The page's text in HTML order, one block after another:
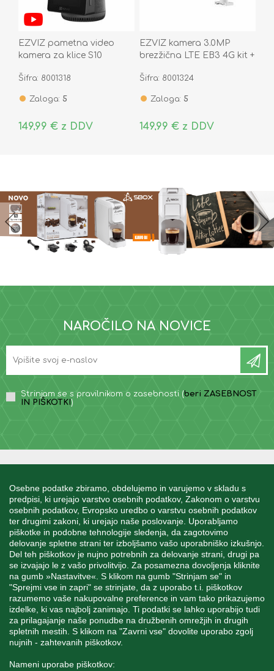
Osebne podatke zbiramo, obdelujemo in varujemo v skladu s
predpisi, ki urejajo varstvo osebnih podatkov, Zakonom o varstvu
osebnih podatkov, Evropsko uredbo o varstvu osebnih podatkov
ter drugimi zakoni, ki urejajo naše poslovanje. Uporabljamo
piškotke in podobne tehnologije sledenja, da zagotovimo
delovanje spletne strani ter izboljšamo vašo uporabniško izkušnjo.
Del teh piškotkov je nujno potrebnih za delovanje strani, drugi pa
se izvajajo le z vašo privolitvijo. Za posamezna dovoljenja kliknite
na gumb »Nastavitve«. S klikom na gumb "Strinjam se" in
"Sprejmi vse in zapri" se strinjate, da z uporabo t.i. piškotkov
razumemo vaše nakupovalne preference in vam tako prikazujemo
izdelke, ki vas najbolj zanimajo. Ti podatki se lahko uporabijo tudi
za prilagajanje naše ponudbe na družbenih omrežjih in drugih
spletnih mestih. S klikom na "Zavrni vse" dovolite uporabo zgolj
nujnih - zahtevanih piškotkov.
Nameni uporabe piškotkov:
EZVIZ pametna video
kamera za klice S10
Šifra: 8001318
Zaloga: 5
149,99 € z DDV
EZVIZ kamera 3.0MP
brezžična LTE EB3 4G kit +
Šifra: 8001324
Zaloga: 5
149,99 € z DDV
NAROČILO NA NOVICE
Strinjam se s pravilnikom o zasebnosti (beri ZASEBNOST
IN PIŠKOTKI )
MOJ RAČUN
STORITEV ZA STRANKE
SPREMLJAJTE NAS